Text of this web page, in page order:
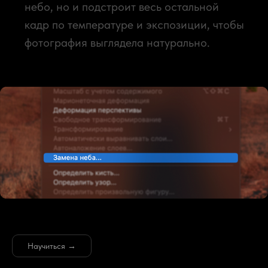
Научиться →
4️⃣Автоматически
удалять фон
«удалить фон» можно убрать
весь фон с любой фотографии
всего в одно нажатие✨
Инструмент на основе искусственного
интеллекта позволяет удалить фон с
любой фотографии за 1 секунду.